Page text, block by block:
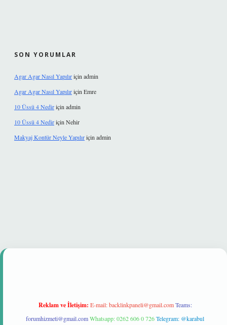
SON YORUMLAR
Agar Agar Nasıl Yapılıriçin admin
Agar Agar Nasıl Yapılıriçin Emre
10 Üssü 4 Nediriçin admin
10 Üssü 4 Nediriçin Nehir
Makyaj Kontür Neyle Yapılıriçin admin
güvenilir mi
Reklam ve İletişim: E-mail:backlinkpaneli@gmail.com Teams:
forumhizmeti@gmail.comWhatsapp: 0262 606 0 726Telegram: @karabul